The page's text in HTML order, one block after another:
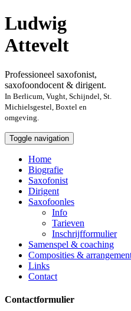
Ludwig
Attevelt
Professioneel saxofonist,
saxofoondocent & dirigent.
In Berlicum, Vught, Schijndel, St.
Michielsgestel, Boxtel en
omgeving.
Toggle navigation
Home
Biografie
Saxofonist
Dirigent
Saxofoonles
Info
Tarieven
Inschrijfformulier
Samenspel & coaching
Composities &
Links
Contact
Contactformulier